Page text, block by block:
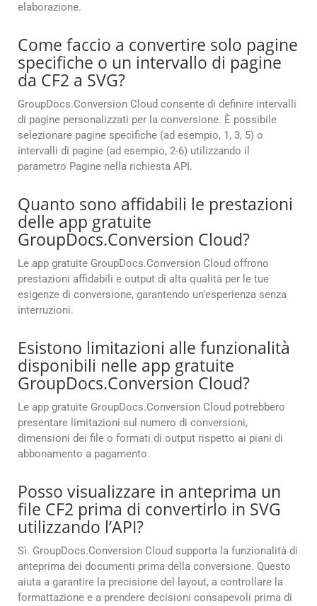
elaborazione.
Come faccio a convertire solo pagine
specifiche o un intervallo di pagine
da CF2 a SVG?
GroupDocs.Conversion Cloud consente di definire intervalli
di pagine personalizzati per la conversione. È possibile
selezionare pagine specifiche (ad esempio, 1, 3, 5) o
intervalli di pagine (ad esempio, 2-6) utilizzando il
parametro Pagine nella richiesta API.
Quanto sono affidabili le prestazioni
delle app gratuite
GroupDocs.Conversion Cloud?
Le app gratuite GroupDocs.Conversion Cloud offrono
prestazioni affidabili e output di alta qualità per le tue
esigenze di conversione, garantendo un’esperienza senza
interruzioni.
Esistono limitazioni alle funzionalità
disponibili nelle app gratuite
GroupDocs.Conversion Cloud?
Le app gratuite GroupDocs.Conversion Cloud potrebbero
presentare limitazioni sul numero di conversioni,
dimensioni dei file o formati di output rispetto ai piani di
abbonamento a pagamento.
Posso visualizzare in anteprima un
file CF2 prima di convertirlo in SVG
utilizzando l’API?
Sì. GroupDocs.Conversion Cloud supporta la funzionalità di
anteprima dei documenti prima della conversione. Questo
aiuta a garantire la precisione del layout, a controllare la
formattazione e a prendere decisioni consapevoli prima di